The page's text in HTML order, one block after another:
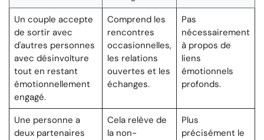
Un couple accepte
de sortir avec
d'autres personnes
avec désinvolture
tout en restant
émotionnellement
engagé.
Comprend les
rencontres
occasionnelles,
les relations
ouvertes et les
échanges.
Pas
nécessairement
à propos de
liens
émotionnels
profonds.
Une personne a
deux partenaires
Cela relève de
la non-
Plus
précisément le